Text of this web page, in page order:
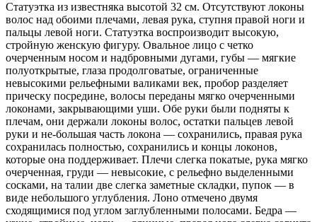
Статуэтка из известняка высотой 32 см. Отсутствуют локоны
волос над обоими плечами, левая рука, ступня правой ноги и
пальцы левой ноги. Статуэтка воспроизводит высокую,
стройную женскую фигуру. Овальное лицо с четко
очерченным носом и надбровными дугами, губы — мягкие
полуоткрытые, глаза продолговатые, ограниченные
невысокими рельефными валиками век, пробор разделяет
прическу посредине, волосы переданы мягко очерченными
локонами, закрывающими уши. Обе руки были подняты к
плечам, они держали локоны волос, остатки пальцев левой
руки и не-большая часть локона — сохранились, правая рука
сохранилась полностью, сохранились и концы локонов,
которые она поддерживает. Плечи слегка покатые, рука мягко
очерченная, груди — невысокие, с рельефно выделенными
сосками, на талии две слегка заметные складки, пупок — в
виде небольшого углубления. Лоно отмечено двумя
сходящимися под углом заглубленными полосами. Бедра —